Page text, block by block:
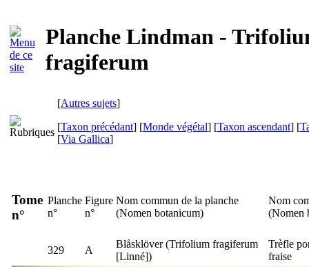
Planche Lindman -
fragiferum
[Autres sujets]
[Taxon précédant] [Monde végétal] [Taxon ascendant] [
[Via Gallica]
Tome
n°
Planche
n°
Figure
n°
Nom commun de la planche
(Nomen botanicum)
Nom
(Nomen
329 A
Blåsklöver(Trifolium fragiferum
[Linné])
Trèfle
fraise